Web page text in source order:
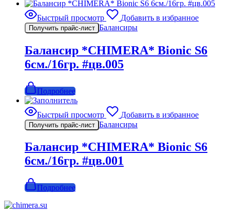
Быстрый просмотр Добавить в избранное
Получить прайс-лист Балансиры
Балансир *CHIMERA* Bionic S6
6см./16гр. #цв.005
Подробнее
Быстрый просмотр Добавить в избранное
Получить прайс-лист Балансиры
Балансир *CHIMERA* Bionic S6
6см./16гр. #цв.001
Подробнее